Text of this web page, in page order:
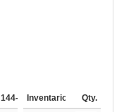
144-287 288 + Mas
Inventario Qty.